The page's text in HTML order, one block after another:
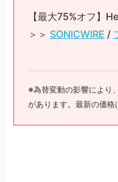
【最大75%オフ】
＞＞ SONICWIRE /
※為替変動の影響により
があります。最新の価格